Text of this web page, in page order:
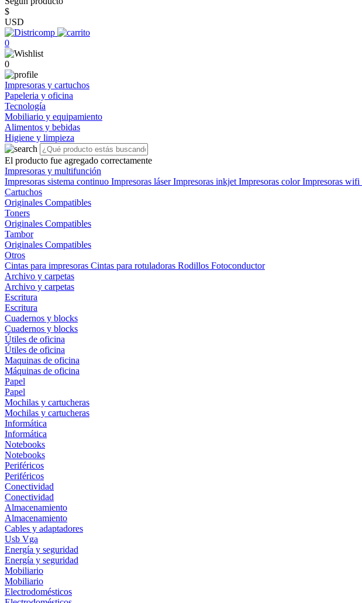
$
USD
0
0
Impresoras y cartuchos
Papeleria y oficina
Tecnología
Mobiliario y equipamiento
Alimentos y bebidas
Higiene y limpieza
El producto fue agregado correctamente
Impresoras y multifunción
Impresoras sistema continuo Impresoras láserImpresoras inkjet Impresoras colorImpresoras wifi
Cartuchos
Originales Compatibles
Toners
Originales Compatibles
Tambor
Originales Compatibles
Otros
Cintas para impresoras Cintas para rotuladoras Rodillos Fotoconductor
Archivo y carpetas
Archivo y carpetas
Escritura
Escritura
Cuadernos y blocks
Cuadernos y blocks
Útiles de oficina
Útiles de oficina
Maquinas de oficina
Máquinas de oficina
Papel
Papel
Mochilas y cartucheras
Mochilas y cartucheras
Informática
Informática
Notebooks
Notebooks
Periféricos
Periféricos
Conectividad
Conectividad
Almacenamiento
Almacenamiento
Cables y adaptadores
Usb Vga
Energía y seguridad
Energía y seguridad
Mobiliario
Mobiliario
Electrodomésticos